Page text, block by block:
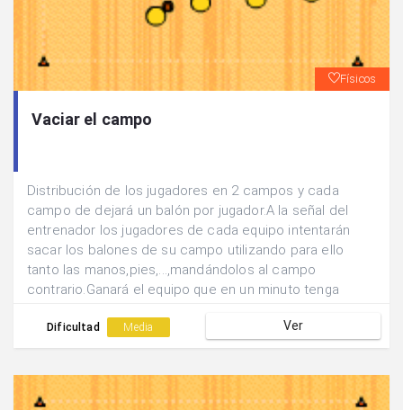
Físicos
Vaciar el campo
Distribución de los jugadores en 2 campos y cada
campo de dejará un balón por jugador.A la señal del
entrenador los jugadores de cada equipo intentarán
sacar los balones de su campo utilizando para ello
tanto las manos,pies,...,mandándolos al campo
contrario.Ganará el equipo que en un minuto tenga
Dificultad Media Ver